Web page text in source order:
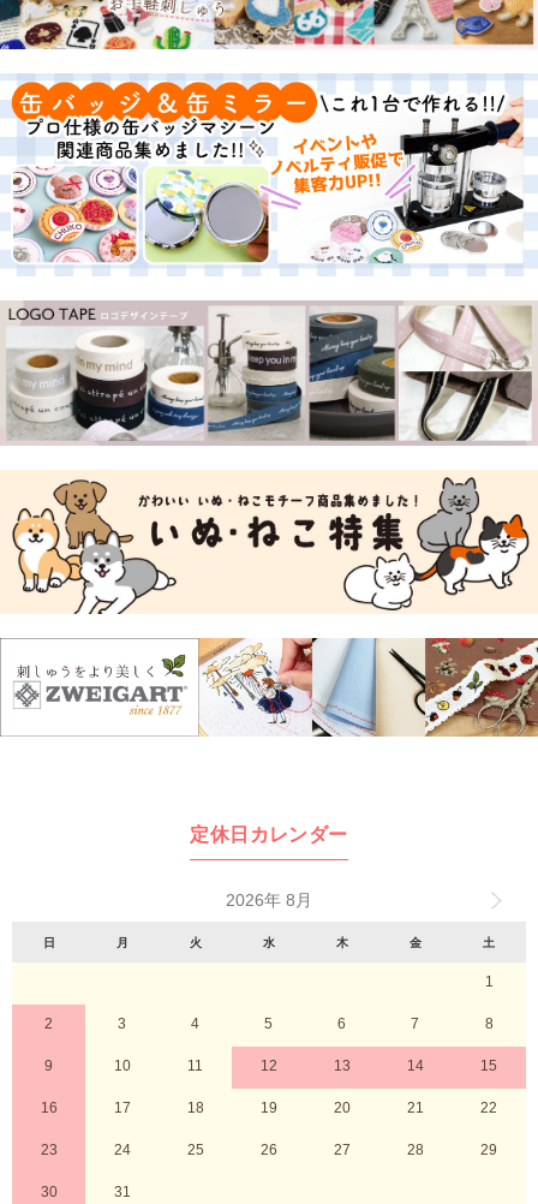
定休日カレンダー
2026年 8月
日 月 火 水 木 金 土
1
2 3 4 5 6 7 8
9 10 11 12 13 14 15
16 17 18 19 20 21 22
23 24 25 26 27 28 29
30 31